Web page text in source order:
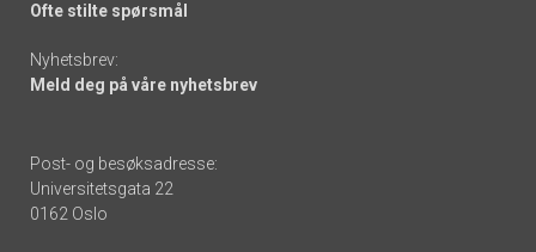
Ofte stilte spørsmål
Nyhetsbrev:
Meld deg på våre nyhetsbrev
Post- og besøksadresse:
Universitetsgata 22
0162 Oslo